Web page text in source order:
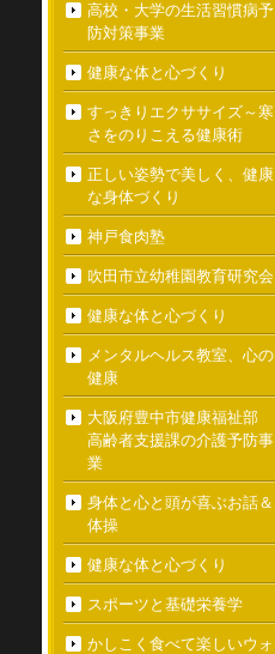
高校・大学の生活習慣病予
防対策事業
健康な体と心づくり
すっきりエクササイズ～寒
さをのりこえる健康術
正しい姿勢で美しく、健康
な身体づくり
神戸食肉塾
吹田市立幼稚園教育研究会
健康な体と心づくり
メンタルヘルス教室、心の
健康
大阪府豊中市健康福祉部
高齢者支援課の介護予防事
業
身体と心と頭が喜ぶお話＆
体操
健康な体と心づくり
スポーツと基礎栄養学
かしこく食べて楽しいウォ